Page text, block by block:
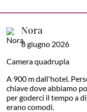
Nora
8 giugno 2026
Camera quadrupla
A 900 m dall'hotel.
chiave dove abbiamo
per goderci il tempo a
erano comodi.